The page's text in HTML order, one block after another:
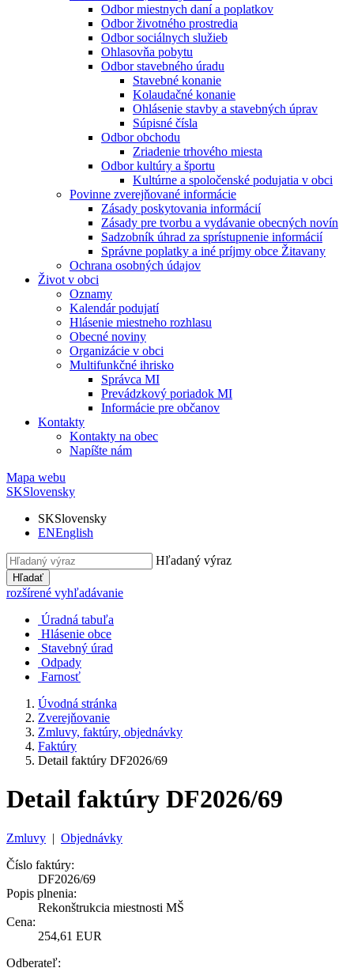
Odbor miestnych daní a poplatkov
Odbor životného prostredia
Odbor sociálnych služieb
Ohlasovňa pobytu
Odbor stavebného úradu
Stavebné konanie
Kolaudačné konanie
Ohlásenie stavby a stavebných úprav
Súpisné čísla
Odbor obchodu
Zriadenie trhového miesta
Odbor kultúry a športu
Kultúrne a spoločenské podujatia v obci
Povinne zverejňované informácie
Zásady poskytovania informácií
Zásady pre tvorbu a vydávanie obecných novín
Sadzobník úhrad za sprístupnenie informácií
Správne poplatky a iné príjmy obce Žitavany
Ochrana osobných údajov
Život v obci
Oznamy
Kalendár podujatí
Hlásenie miestneho rozhlasu
Obecné noviny
Organizácie v obci
Multifunkčné ihrisko
Správca MI
Prevádzkový poriadok MI
Informácie pre občanov
Kontakty
Kontakty na obec
Napíšte nám
Mapa webu
SKSlovensky
SKSlovensky
ENEnglish
Hľadaný výraz
Hľadať
rozšírené vyhľadávanie
Úradná tabuľa
Hlásenie obce
Stavebný úrad
Odpady
Farnosť
Úvodná stránka
Zverejňovanie
Zmluvy, faktúry, objednávky
Faktúry
Detail faktúry DF2026/69
Detail faktúry DF2026/69
Zmluvy | Objednávky
Číslo faktúry:
DF2026/69
Popis plnenia:
Rekonštrukcia miestnosti MŠ
Cena:
254,61 EUR
Odberateľ: